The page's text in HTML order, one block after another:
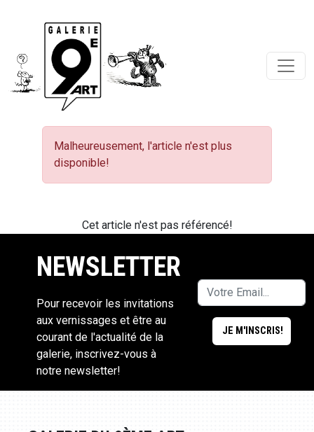
Malheureusement, l'article n'est plus
disponible!
Cet article n'est pas référencé!
NEWSLETTER
Pour recevoir les invitations
aux vernissages et être au
courant de l'actualité de la
galerie, inscrivez-vous à
notre newsletter!